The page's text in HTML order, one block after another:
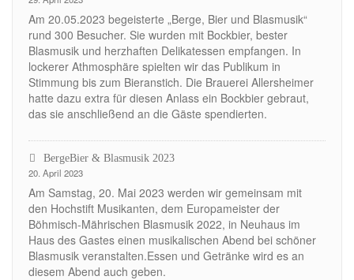
Am 20.05.2023 begeisterte „Berge, Bier und Blasmusik“
rund 300 Besucher. Sie wurden mit Bockbier, bester
Blasmusik und herzhaften Delikatessen empfangen. In
lockerer Athmosphäre spielten wir das Publikum in
Stimmung bis zum Bieranstich. Die Brauerei Allersheimer
hatte dazu extra für diesen Anlass ein Bockbier gebraut,
das sie anschließend an die Gäste spendierten.
BergeBier & Blasmusik 2023
20. April 2023
Am Samstag, 20. Mai 2023 werden wir gemeinsam mit
den Hochstift Musikanten, dem Europameister der
Böhmisch-Mährischen Blasmusik 2022, in Neuhaus im
Haus des Gastes einen musikalischen Abend bei schöner
Blasmusik veranstalten.Essen und Getränke wird es an
diesem Abend auch geben.